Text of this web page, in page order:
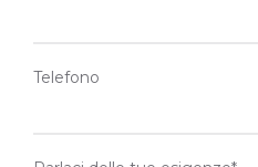
Telefono